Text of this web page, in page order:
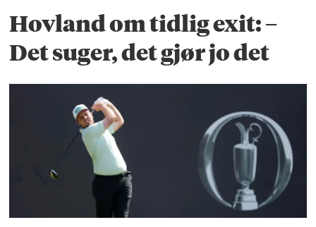
Hovland om tidlig exit: –
Det suger, det gjør jo det